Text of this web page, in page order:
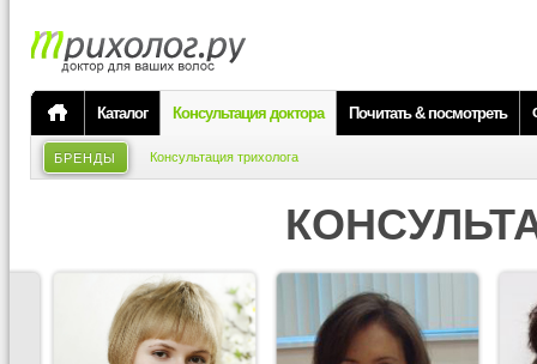
Каталог Консультация доктора Почитать & посмотреть
БРЕНДЫ Консультация трихолога